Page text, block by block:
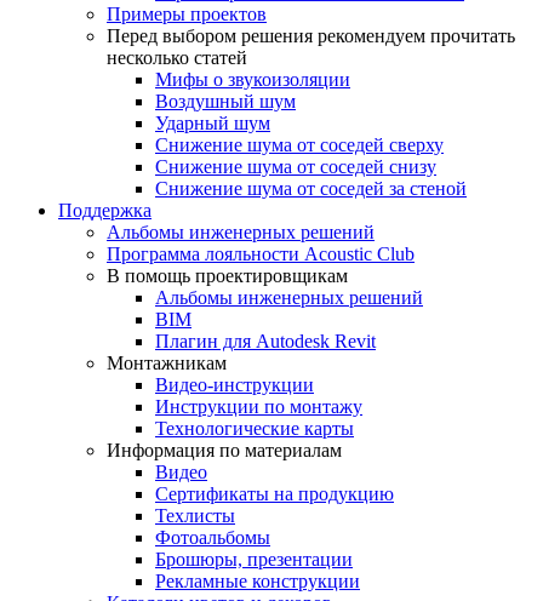
Примеры проектов
Перед выбором решения рекомендуем прочитать
несколько статей
Мифы о звукоизоляции
Воздушный шум
Ударный шум
Снижение шума от соседей сверху
Снижение шума от соседей снизу
Снижение шума от соседей за стеной
Поддержка
Альбомы инженерных решений
Программа лояльности Acoustic Club
В помощь проектировщикам
Альбомы инженерных решений
BIM
Плагин для Autodesk Revit
Монтажникам
Видео-инструкции
Инструкции по монтажу
Технологические карты
Информация по материалам
Видео
Сертификаты на продукцию
Техлисты
Фотоальбомы
Брошюры, презентации
Рекламные конструкции